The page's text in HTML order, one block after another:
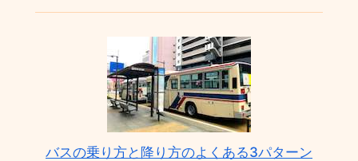
バスの乗り方と降り方のよくある3パターン